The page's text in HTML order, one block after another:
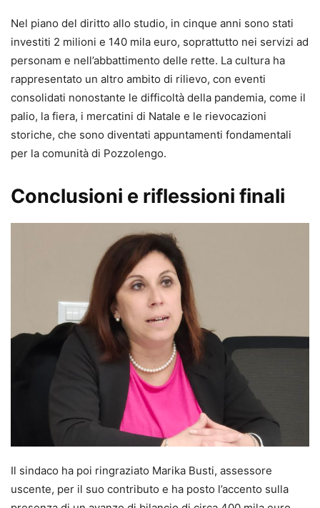
Nel piano del diritto allo studio, in cinque anni sono stati
investiti 2 milioni e 140 mila euro, soprattutto nei servizi ad
personam e nell’abbattimento delle rette. La cultura ha
rappresentato un altro ambito di rilievo, con eventi
consolidati nonostante le difficoltà della pandemia, come il
palio, la fiera, i mercatini di Natale e le rievocazioni
storiche, che sono diventati appuntamenti fondamentali
per la comunità di Pozzolengo.
Conclusioni e riflessioni finali
Il sindaco ha poi ringraziato Marika Busti, assessore
uscente, per il suo contributo e ha posto l’accento sulla